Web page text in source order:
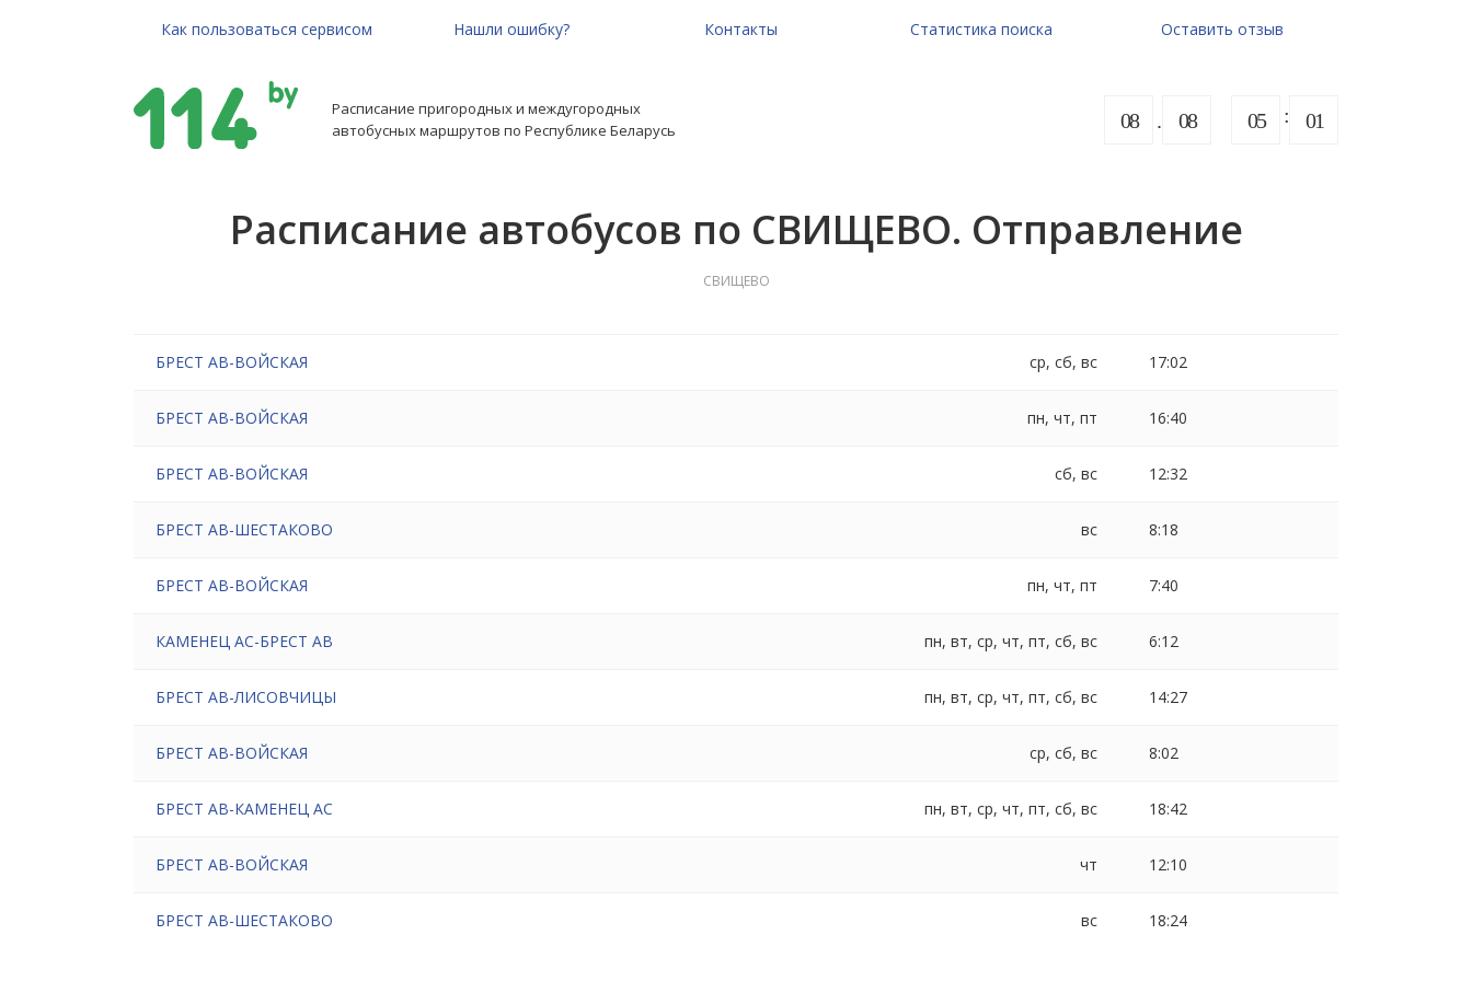
Как пользоваться сервисом Нашли ошибку? Контакты Статистика поиска Оставить отзыв
Расписание пригородных и междугородных
автобусных маршрутов по Республике Беларусь
08 08 05 01
Расписание автобусов по СВИЩЕВО. Отправление
СВИЩЕВО
БРЕСТ АВ-ВОЙСКАЯ ср, сб, вс 17:02
БРЕСТ АВ-ВОЙСКАЯ пн, чт, пт 16:40
БРЕСТ АВ-ВОЙСКАЯ сб, вс 12:32
БРЕСТ АВ-ШЕСТАКОВО вс 8:18
БРЕСТ АВ-ВОЙСКАЯ пн, чт, пт 7:40
КАМЕНЕЦ АС-БРЕСТ АВ пн, вт, ср, чт, пт, сб, вс 6:12
БРЕСТ АВ-ЛИСОВЧИЦЫ пн, вт, ср, чт, пт, сб, вс 14:27
БРЕСТ АВ-ВОЙСКАЯ ср, сб, вс 8:02
БРЕСТ АВ-КАМЕНЕЦ АС пн, вт, ср, чт, пт, сб, вс 18:42
БРЕСТ АВ-ВОЙСКАЯ чт 12:10
БРЕСТ АВ-ШЕСТАКОВО вс 18:24